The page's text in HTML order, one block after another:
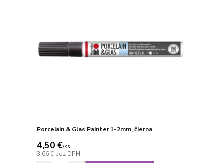
Porcelain & Glas Painter 1-2mm, čierna
4,50 €/ks
3,66 € bez DPH